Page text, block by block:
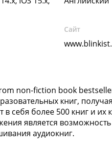
Сайт
non-fiction book
книг,
себя более 500 книг и их
является
аудиокниг.